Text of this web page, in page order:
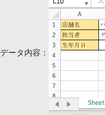
データ内容：